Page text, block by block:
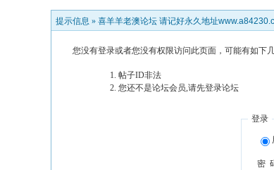
提示信息 » 喜羊羊老澳论坛 请记好永久地址
您没有登录或者您没有权限访问此页面，可能有如下
帖子ID非法
您还不是论坛会员,请先登录论坛
登录
密